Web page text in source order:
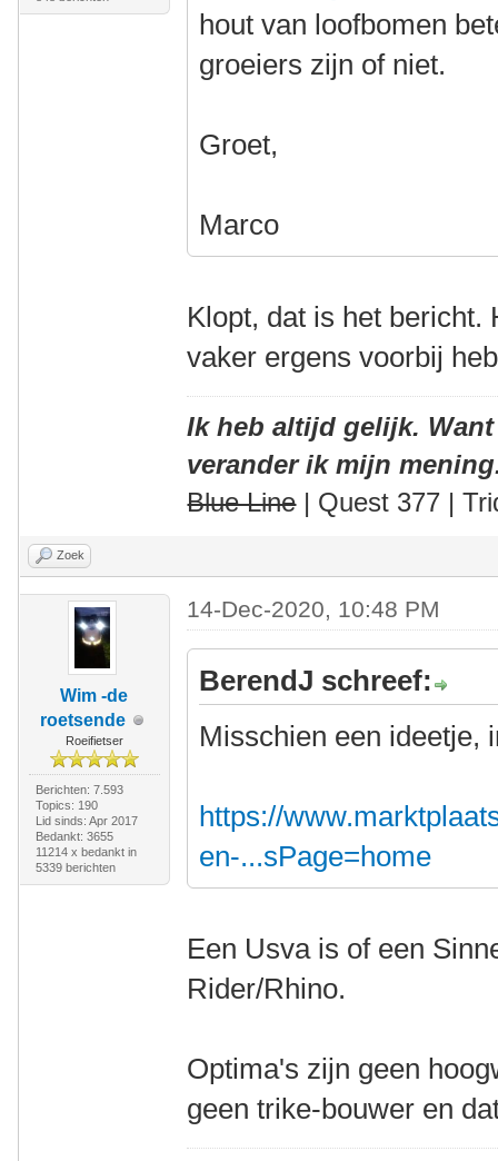
hout van loofbomen
groeiers zijn of niet.
Groet,
Marco
Klopt, dat is het bericht.
vaker ergens voorbij
Ik heb altijd gelijk.
verander ik mijn
Blue Line| Quest 377 |
Zoek
Wim -de
roetsende
Roeifietser
Berichten: 7.593
Topics: 190
Lid sinds: Apr 2017
Bedankt: 3655
11214 x bedankt in
5339 berichten
14-Dec-2020, 10:48 PM
BerendJ schreef:
Misschien een ideetje,
https://
en-...sPage=home
Een Usva is of een
Rider/Rhino.
Optima's zijn geen
geen trike-bouwer en